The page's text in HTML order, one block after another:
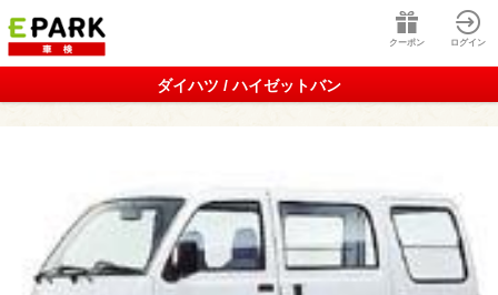
クーポン ログイン
ダイハツ / ハイゼットバン